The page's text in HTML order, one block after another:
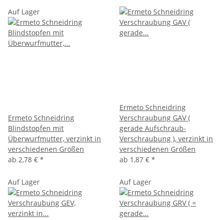
Auf Lager
Ermeto Schneidring
Blindstopfen mit
Überwurfmutter, verzinkt in
verschiedenen Größen
ab 2,78 € *
Ermeto Schneidring
Verschraubung GAV (
gerade Aufschraub-
Verschraubung ), verzinkt in
verschiedenen Größen
ab 1,87 € *
Auf Lager Auf Lager